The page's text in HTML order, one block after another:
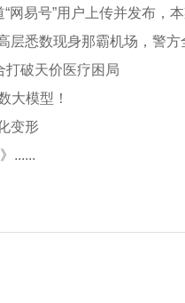
号”用户上传并发布，本
悉数现身那霸机场，警方
破天价医疗困局
模型！
变形
......